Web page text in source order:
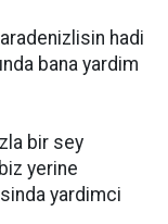
hadi
bana yardim
bir sey
yerine
yardimci